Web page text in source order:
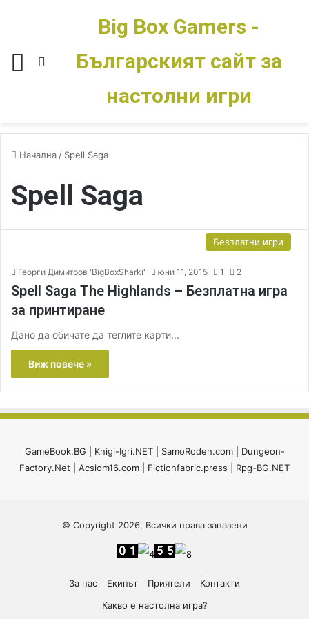
Меню Switch skin
Big Box Gamers -
Българският сайт за
настолни игри
Начална / Spell Saga
Spell Saga
Безплатни игри
Георги Димитров 'BigBoxSharki' юни 11, 2015 1 2
Spell Saga The Highlands – Безплатна игра
за принтиране
Дано да обичате да теглите карти...
Виж повече »
GameBook.BG Knigi-Igri.NET| SamoRoden.com| Dungeon-
Factory.Net
Acsiom16.com Fictionfabric.press Rpg-BG.NET
© Copyright 2026, Всички права запазени
За нас Екипът Приятели
Контакти
Какво е настолна игра?